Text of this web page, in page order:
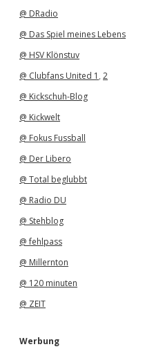
@ DRadio
@ Das Spiel meines Lebens
@ HSV Klönstuv
@ Clubfans United 1 , 2
@ Kickschuh-Blog
@ Kickwelt
@ Fokus Fussball
@ Der Libero
@ Total beglubbt
@ Radio DU
@ Stehblog
@ fehlpass
@ Millernton
@ 120 minuten
@ ZEIT
Werbung